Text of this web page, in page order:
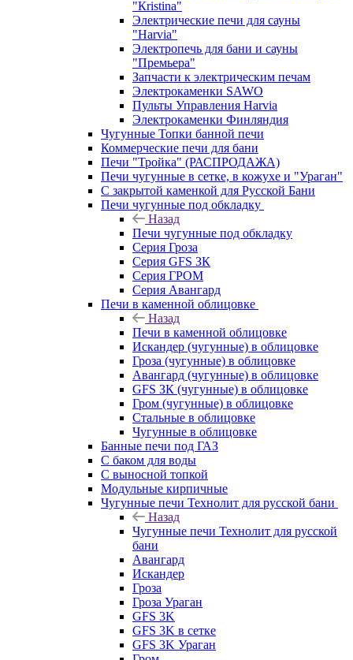
"Кristina"
Электрические печи для сауны
"Harvia"
Электропечь для бани и сауны
"Премьера"
Запчасти к электрическим печам
Электрокаменки SAWO
Пульты Управления Harvia
Электрокаменки Финляндия
Чугунные Топки банной печи
Коммерческие печи для бани
Печи "Тройка" (РАСПРОДАЖА)
Печи чугунные в сетке, в кожухе и "Ураган"
С закрытой каменкой для Русской Бани
Печи чугунные под обкладку
Назад
Печи чугунные под обкладку
Серия Гроза
Серия GFS ЗК
Серия ГРОМ
Серия Авангард
Печи в каменной облицовке
Назад
Печи в каменной облицовке
Искандер (чугунные) в облицовке
Гроза (чугунные) в облицовке
Авангард (чугунные) в облицовке
GFS ЗК (чугунные) в облицовке
Гром (чугунные) в облицовке
Стальные в облицовке
Чугунные в облицовке
Банные печи под ГАЗ
С баком для воды
С выносной топкой
Модульные кирпичные
Чугунные печи Технолит для русской бани
Назад
Чугунные печи Технолит для русской
бани
Авангард
Искандер
Гроза
Гроза Ураган
GFS 3K
GFS 3K в сетке
GFS 3K Ураган